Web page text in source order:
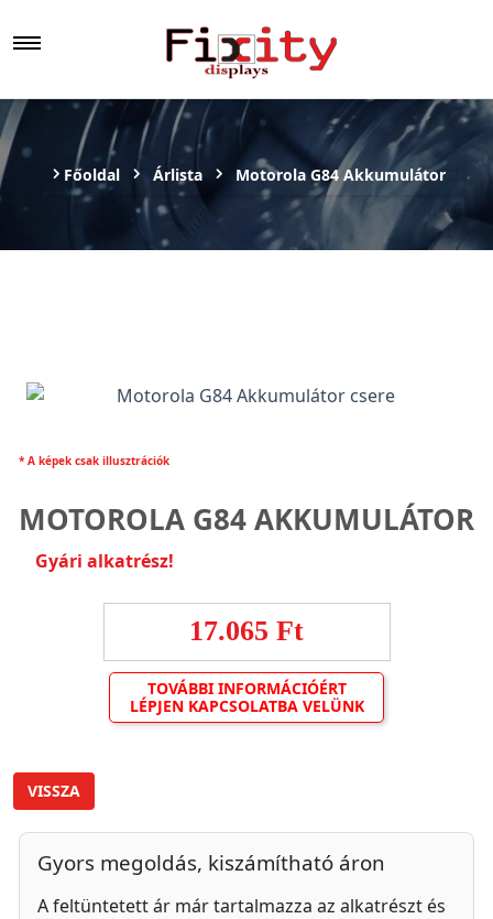
Főoldal Árlista Motorola G84 Akkumulátor
* A képek csak illusztrációk
MOTOROLA G84 AKKUMULÁTOR
Gyári alkatrész!
17.065 Ft
TOVÁBBI INFORMÁCIÓÉRT
LÉPJEN KAPCSOLATBA VELÜNK
VISSZA
Gyors megoldás, kiszámítható áron
A feltüntetett ár már tartalmazza az alkatrészt és